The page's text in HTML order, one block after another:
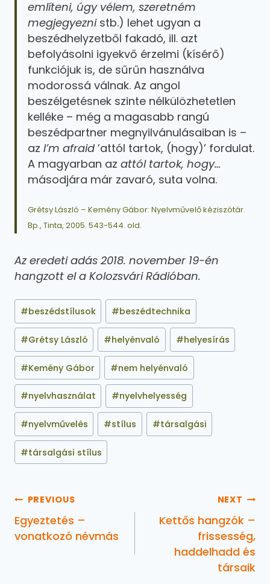
említeni, úgy vélem, szeretném
megjegyezni stb.) lehet ugyan a
beszédhelyzetből fakadó, ill. azt
befolyásolni igyekvő érzelmi (kísérő)
funkciójuk is, de sűrűn használva
modorossá válnak. Az angol
beszélgetésnek szinte nélkülözhetetlen
kelléke – még a magasabb rangú
beszédpartner megnyilvánulásaiban is –
az I’m afraid’attól tartok, (hogy)’ fordulat.
A magyarban az attól tartok, hogy…
másodjára már zavaró, suta volna.
Grétsy László – Kemény Gábor: Nyelvművelő kéziszótár.
Bp., Tinta, 2005. 543-544. old.
Az eredeti adás 2018. november 19-én
hangzott el a Kolozsvári Rádióban.
#beszédstílusok #beszédtechnika
#Grétsy László #helyénvaló #helyesírás
#Kemény Gábor #nem helyénvaló
#nyelvhasználat #nyelvhelyesség
#nyelvművelés #stílus #társalgási
#társalgási stílus
PREVIOUS
Egyeztetés –
vonatkozó névmás
NEXT
Kettős hangzók –
frissesség,
haddelhadd és
társaik